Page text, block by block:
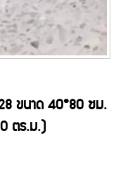
ขนาด 40*80 ซม.
ตร.ม.)